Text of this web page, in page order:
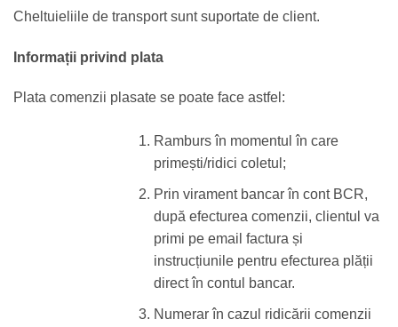
Cheltuieliile de transport sunt suportate de client.
Informații privind plata
Plata comenzii plasate se poate face astfel:
Ramburs în momentul în care
primești/ridici coletul ;
Prin virament bancar în cont BCR,
după efecturea comenzii, clientul va
primi pe email factura și
instrucțiunile pentru efecturea plății
direct în contul bancar.
Numerar în cazul ridicării comenzii